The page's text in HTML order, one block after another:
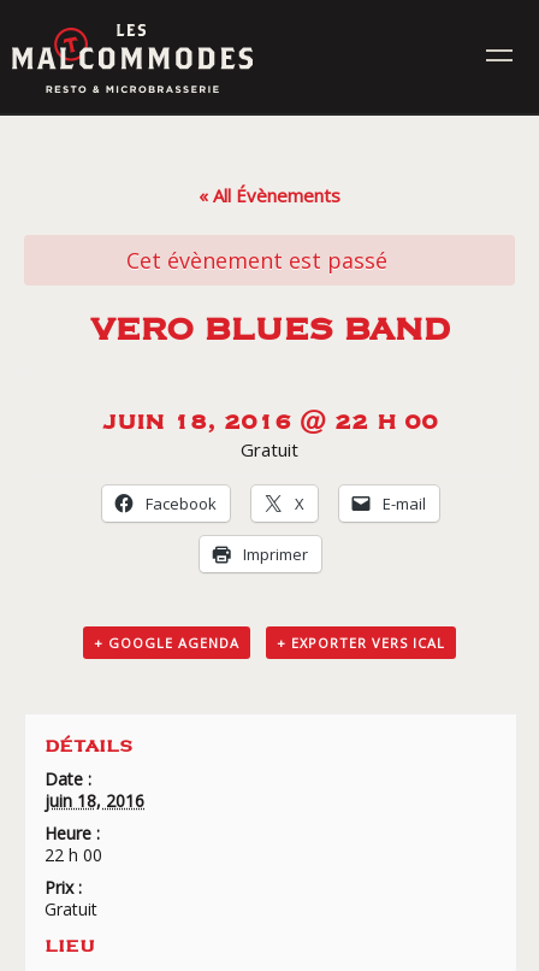
to
content
CONTACT
Livraison
« All Évènements
Cet évènement est passé
VERO BLUES BAND
JUIN 18, 2016 @ 22 H 00
Gratuit
Facebook X E-mail
Imprimer
+ GOOGLE AGENDA + EXPORTER VERS ICAL
DÉTAILS
Date :
juin 18, 2016
Heure :
22 h 00
Prix :
Gratuit
LIEU